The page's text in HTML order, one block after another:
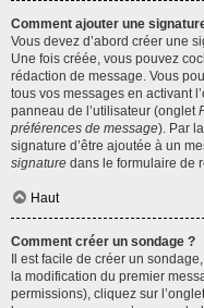
Comment ajouter une
Vous devez d’abord créer une
Une fois créée, vous pouvez
rédaction de message. Vous
tous vos messages en activant
panneau de l’utilisateur (onglet
préférences de message). Par
signature d’être ajoutée à un
signature dans le formulaire de
Haut
Comment créer un sondage ?
Il est facile de créer un
la modification du premier
permissions), cliquez sur